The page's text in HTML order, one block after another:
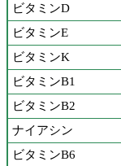
ビタミンD
ビタミンE
ビタミンK
ビタミンB1
ビタミンB2
ナイアシン
ビタミンB6